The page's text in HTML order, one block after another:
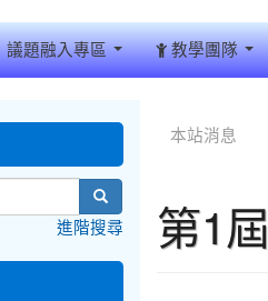
議題融入專區 教學團隊
本站消息
第1
search
進階搜尋